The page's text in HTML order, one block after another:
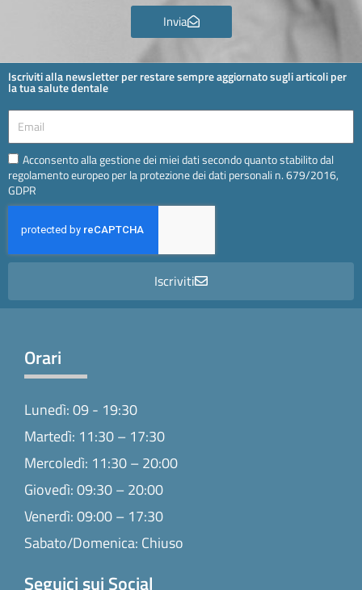
Invia
Iscriviti alla newsletter per restare sempre aggiornato sugli articoli per
la tua salute dentale
Email
Email
Acconsento alla gestione dei miei dati secondo quanto stabilito dal
regolamento europeo per la protezione dei dati personali n. 679/2016,
GDPR
Iscriviti
Orari
Lunedì: 09 - 19:30
Martedì: 11:30 – 17:30
Mercoledì: 11:30 – 20:00
Giovedì: 09:30 – 20:00
Venerdì: 09:00 – 17:30
Sabato/Domenica: Chiuso
Seguici sui Social